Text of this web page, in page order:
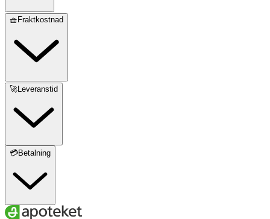
🧺Fraktkostnad
🚀Leveranstid
💳Betalning